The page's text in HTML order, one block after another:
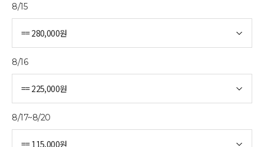
8/15
8/16
8/17~8/20